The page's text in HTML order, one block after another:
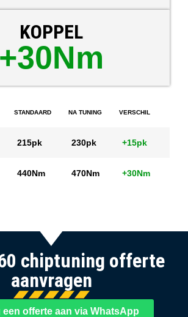
KOPPEL
+30Nm
STANDAARD NA TUNING VERSCHIL
215pk 230pk +15pk
440Nm 470Nm +30Nm
chiptuning offerte
aanvragen
een offerte aan via WhatsApp